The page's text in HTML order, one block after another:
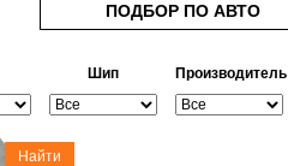
ПОДБОР ПО АВТО
Шип Производитель